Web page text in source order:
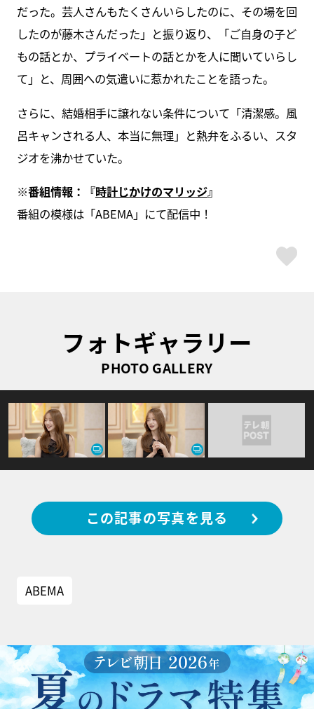
だった。芸人さんもたくさんいらしたのに、その場を回
したのが藤木さんだった」と振り返り、「ご自身の子ど
もの話とか、プライベートの話とかを人に聞いていらし
て」と、周囲への気遣いに惹かれたことを語った。
さらに、結婚相手に譲れない条件について「清潔感。風
呂キャンされる人、本当に無理」と熱弁をふるい、スタ
ジオを沸かせていた。
※番組情報：『時計じかけのマリッジ』
番組の模様は「ABEMA」にて配信中！
フォトギャラリー
PHOTO GALLERY
この記事の写真を見る
ABEMA